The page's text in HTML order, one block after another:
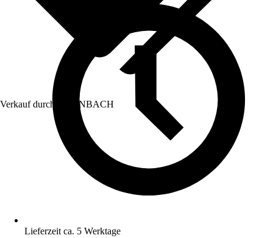
Verkauf durch: HORNBACH
Lieferzeit ca. 5 Werktage